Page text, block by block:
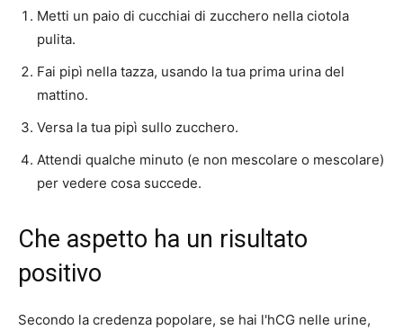
Metti un paio di cucchiai di zucchero nella ciotola
pulita.
Fai pipì nella tazza, usando la tua prima urina del
mattino.
Versa la tua pipì sullo zucchero.
Attendi qualche minuto (e non mescolare o mescolare)
per vedere cosa succede.
Che aspetto ha un risultato
positivo
Secondo la credenza popolare, se hai l'hCG nelle urine,